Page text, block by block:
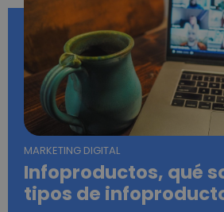
MARKETING DIGITAL
Infoproductos, qué
tipos de